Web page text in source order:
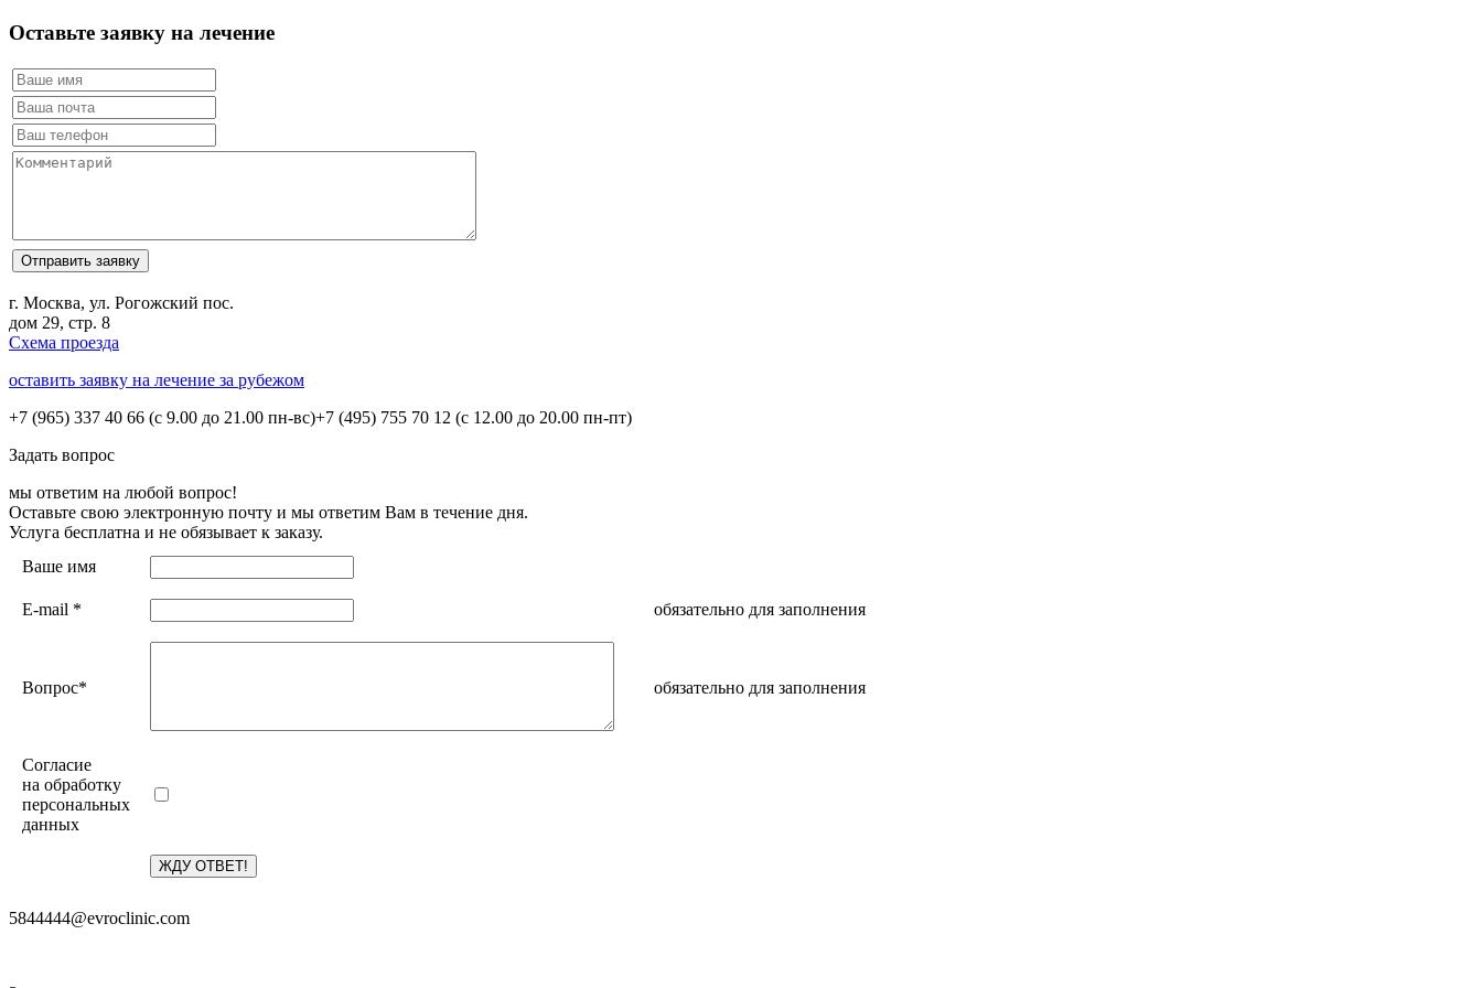
Оставьте заявку на лечение
г. Москва, ул. Рогожский пос.
дом 29, стр. 8
Схема проезда
оставить заявку на лечение за рубежом
+7 (965) 337 40 66 (с 9.00 до 21.00 пн-вс)+7 (495) 755 70 12 (с 12.00 до 20.00 пн-пт)
Задать вопрос
мы ответим на любой вопрос!
Оставьте свою электронную почту и мы ответим Вам в течение дня.
Услуга бесплатна и не обязывает к заказу.
Ваше имя
E-mail * обязательно для заполнения
Вопрос* обязательно для заполнения
Согласие
на обработку
персональных
данных
5844444@evroclinic.com